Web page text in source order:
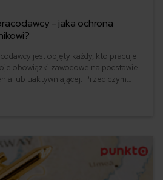
– jaka ochrona
jest objęty każdy, kto pracuje
obowiązki zawodowe na podstawie
lub uaktywniającej. Przed czym